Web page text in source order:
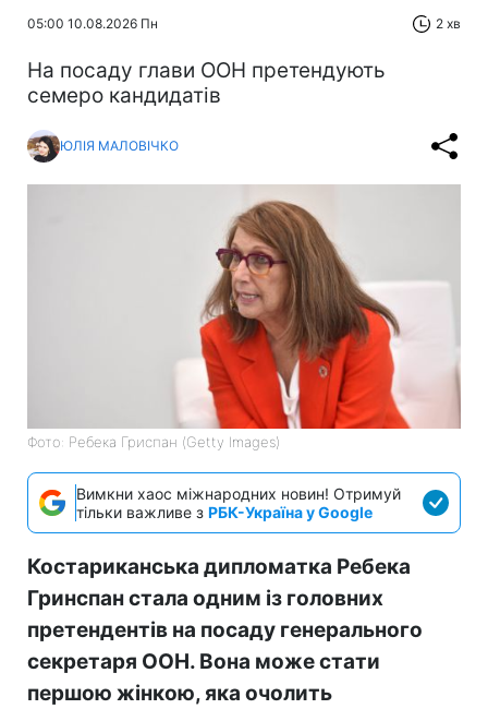
05:00 10.08.2026 Пн 2 хв
На посаду глави ООН претендують
семеро кандидатів
ЮЛІЯ МАЛОВІЧКО
Фото: Ребека Гриспан (Getty Images)
Вимкни хаос міжнародних новин! Отримуй
тільки важливе з РБК-Україна у Google
Костариканська дипломатка Ребека
Гринспан стала одним із головних
претендентів на посаду генерального
секретаря ООН. Вона може стати
першою жінкою, яка очолить